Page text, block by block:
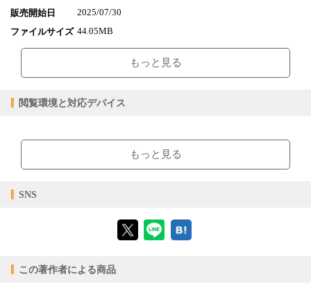
販売開始日
2025/07/30
ファイルサイズ 44.05MB
ファイル形式
epub
購入
レンタル
閲覧可能期間
もっと見る
閲覧環境と対応デバイス
ブラウザビューア・PC版ConTenDoビューア・モバイルビューア
【対応デバイス】
【PC版ConTenDoビューア】
もっと見る
SNS
この著作者による商品